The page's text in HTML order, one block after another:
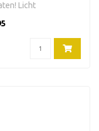
Licht
hars zonde..